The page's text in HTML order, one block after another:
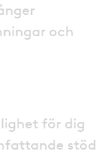
och
för dig
stöd